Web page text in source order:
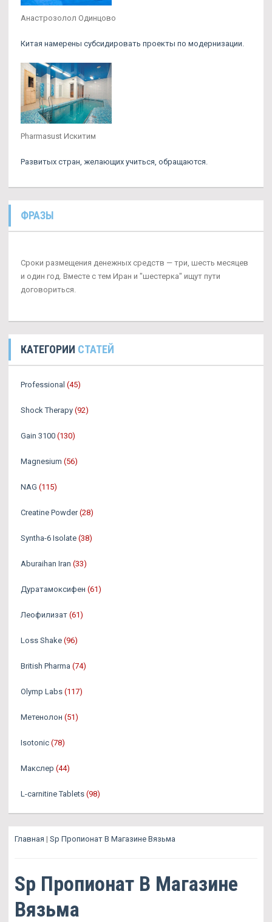
Анастрозолол Одинцово
Китая намерены субсидировать проекты по модернизации.
Pharmasust Искитим
Развитых стран, желающих учиться, обращаются.
ФРАЗЫ
Сроки размещения денежных средств — три, шесть месяцев
и один год. Вместе с тем Иран и "шестерка" ищут пути
договориться.
КАТЕГОРИИ СТАТЕЙ
Professional (45)
Shock Therapy (92)
Gain 3100 (130)
Magnesium (56)
NAG (115)
Creatine Powder (28)
Syntha-6 Isolate (38)
Aburaihan Iran (33)
Дуратамоксифен (61)
Леофилизат (61)
Loss Shake (96)
British Pharma (74)
Olymp Labs (117)
Метенолон (51)
Isotonic (78)
Макслер (44)
L-carnitine Tablets (98)
Главная | Sp Пропионат В Магазине Вязьма
Sp Пропионат В Магазине
Вязьма